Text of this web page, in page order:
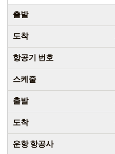
출발
도착
항공기 번호
스케줄
출발
도착
운항 항공사